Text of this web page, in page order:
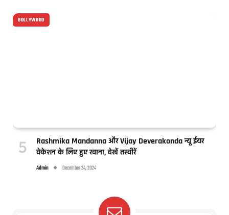
BOLLYWOOD
Rashmika Mandanna और Vijay Deverakonda न्यू ईयर
वेकेशन के लिए हुए रवाना, देखें तस्वीरें
Admin December 24, 2024